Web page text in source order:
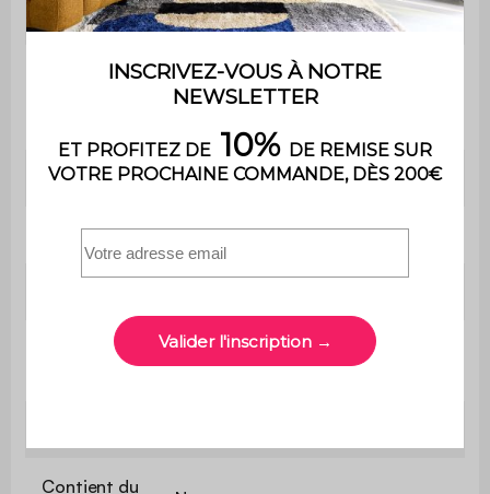
Chargeur Câble USB C
Détecteur
Non
Poids 0,5 kg
Utilisation Intérieur / Extérieur
Le produit est livré monté, dans
son emballage d'origine
Contient du